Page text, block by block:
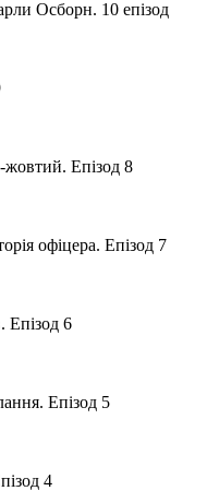
Осборн. 10 епізод
жовтий. Епізод 8
офіцера. Епізод 7
Епізод 6
Епізод 5
4